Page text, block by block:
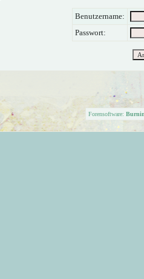
Benutzername:
Passwort:
Forensoftware: